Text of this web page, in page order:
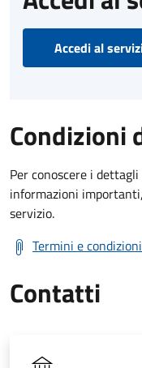
Accedi al
Condizioni
Per conoscere i
informazioni
servizio.
Termini e
Contatti